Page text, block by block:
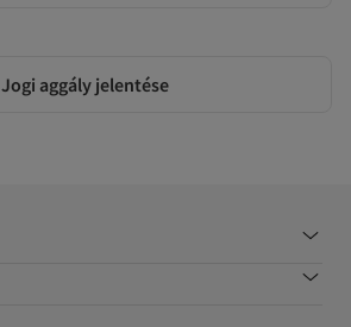
Jogi aggály jelentése